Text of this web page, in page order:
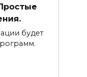
будет